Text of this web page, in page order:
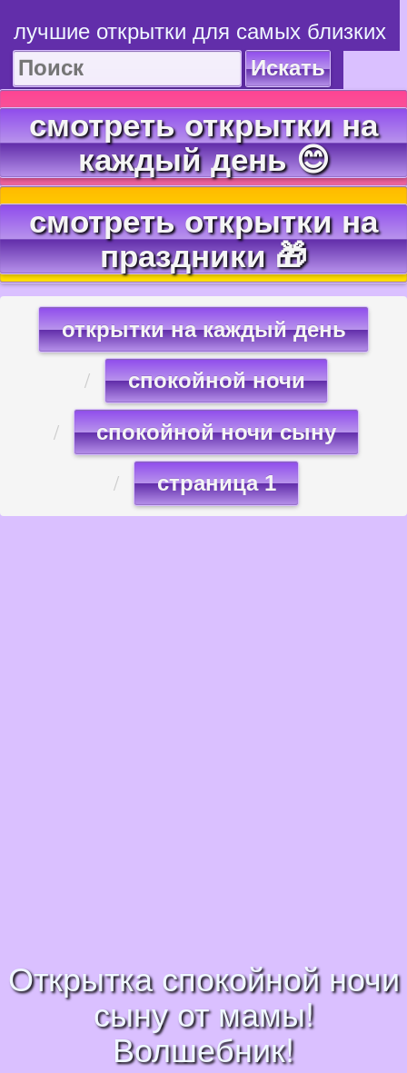
лучшие открытки для самых близких
Искать
смотреть открытки на
каждый день 😊
смотреть открытки на
праздники 🎁
открытки на каждый день
спокойной ночи
спокойной ночи сыну
страница 1
Открытка спокойной ночи
сыну от мамы!
Волшебник!